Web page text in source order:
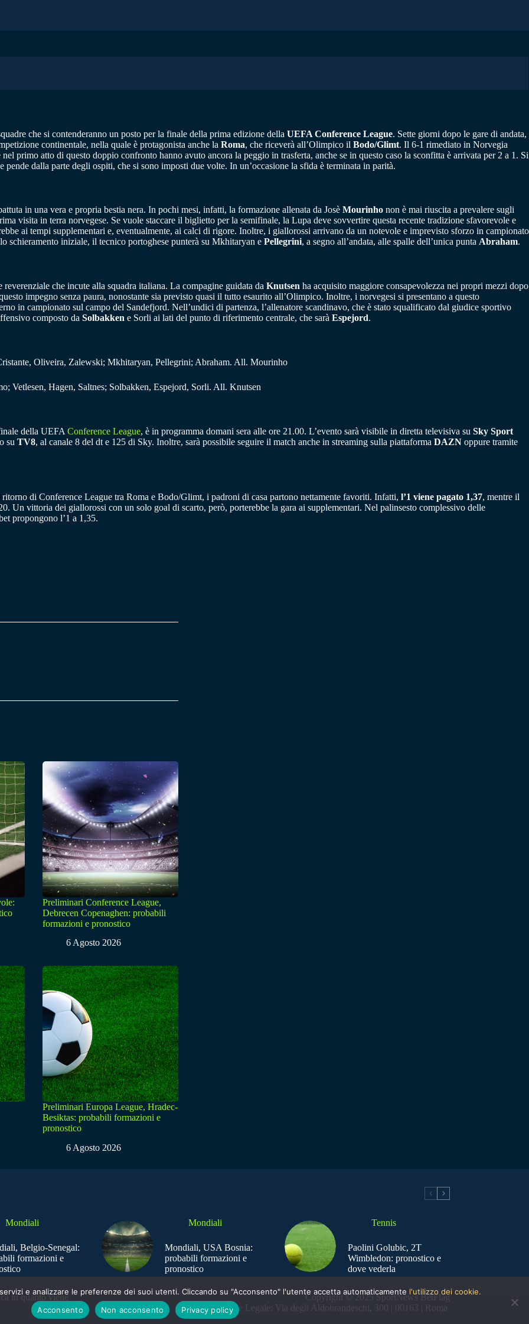
che si contenderanno un posto per la finale della prima edizione della UEFA Conference League. Sette giorni dopo le gare di andata,
continentale, nella quale è protagonista anche la Roma, che riceverà all’Olimpico il Bodo/Glimt. Il 6-1 rimediato in Norvegia
primo atto di questo doppio confronto hanno avuto ancora la peggio in trasferta, anche se in questo caso la sconfitta è arrivata per 2 a 1. Si
dalla parte degli ospiti, che si sono imposti due volte. In un’occasione la sfida è terminata in parità.
in una vera e propria bestia nera. In pochi mesi, infatti, la formazione allenata da Josè Mourinho non è mai riuscita a prevalere sugli
visita in terra norvegese. Se vuole staccare il biglietto per la semifinale, la Lupa deve sovvertire questa recente tradizione sfavorevole e
ai tempi supplementari e, eventualmente, ai calci di rigore. Inoltre, i giallorossi arrivano da un notevole e imprevisto sforzo in campionato
schieramento iniziale, il tecnico portoghese punterà su Mkhitaryan e Pellegrini, a segno all’andata, alle spalle dell’unica punta Abraham.
che incute alla squadra italiana. La compagine guidata da Knutsen ha acquisito maggiore consapevolezza nei propri mezzi dopo
impegno senza paura, nonostante sia previsto quasi il tutto esaurito all’Olimpico. Inoltre, i norvegesi si presentano a questo
in campionato sul campo del Sandefjord. Nell’undici di partenza, l’allenatore scandinavo, che è stato squalificato dal giudice sportivo
composto da Solbakken e Sorli ai lati del punto di riferimento centrale, che sarà Espejord.
Oliveira, Zalewski; Mkhitaryan, Pellegrini; Abraham. All. Mourinho
Vetlesen, Hagen, Saltnes; Solbakken, Espejord, Sorli. All. Knutsen
della UEFA Conference League, è in programma domani sera alle ore 21.00. L’evento sarà visibile in diretta televisiva su Sky Sport
su TV8, al canale 8 del dt e 125 di Sky. Inoltre, sarà possibile seguire il match anche in streaming sulla piattaforma DAZN oppure tramite
di Conference League tra Roma e Bodo/Glimt, i padroni di casa partono nettamente favoriti. Infatti, l’1 viene pagato 1,37, mentre il
Un vittoria dei giallorossi con un solo goal di scarto, però, porterebbe la gara ai supplementari. Nel palinsesto complessivo delle
propongono l’1 a 1,35.
Preliminari Conference League,
Debrecen Copenaghen: probabili
formazioni e pronostico
6 Agosto 2026
Preliminari Europa League, Hradec-
Besiktas: probabili formazioni e
pronostico
6 Agosto 2026
Mondiali
Belgio-Senegal:
formazioni e
Mondiali
Mondiali, USA Bosnia:
probabili formazioni e
pronostico
Tennis
Paolini Golubic, 2T
Wimbledon: pronostico e
dove vederla
in quanto viene
Copyright © 2025 SportNews BetFlag
Sede Legale: Via degli Aldobrandeschi, 300 | 00163 | Roma
e analizzare le preferenze dei suoi utenti. Cliccando su "Acconsento" l'utente accetta automaticamente l'utilizzo dei cookie.
Acconsento
Non acconsento Privacy policy